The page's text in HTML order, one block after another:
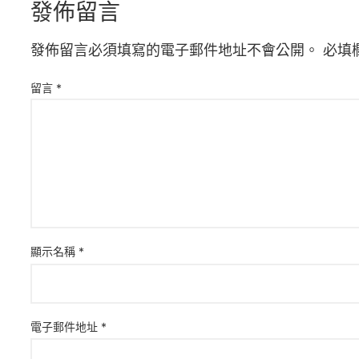
發佈留言
發佈留言必須填寫的電子郵件地址不會公開。 必填
留言 *
顯示名稱 *
電子郵件地址 *